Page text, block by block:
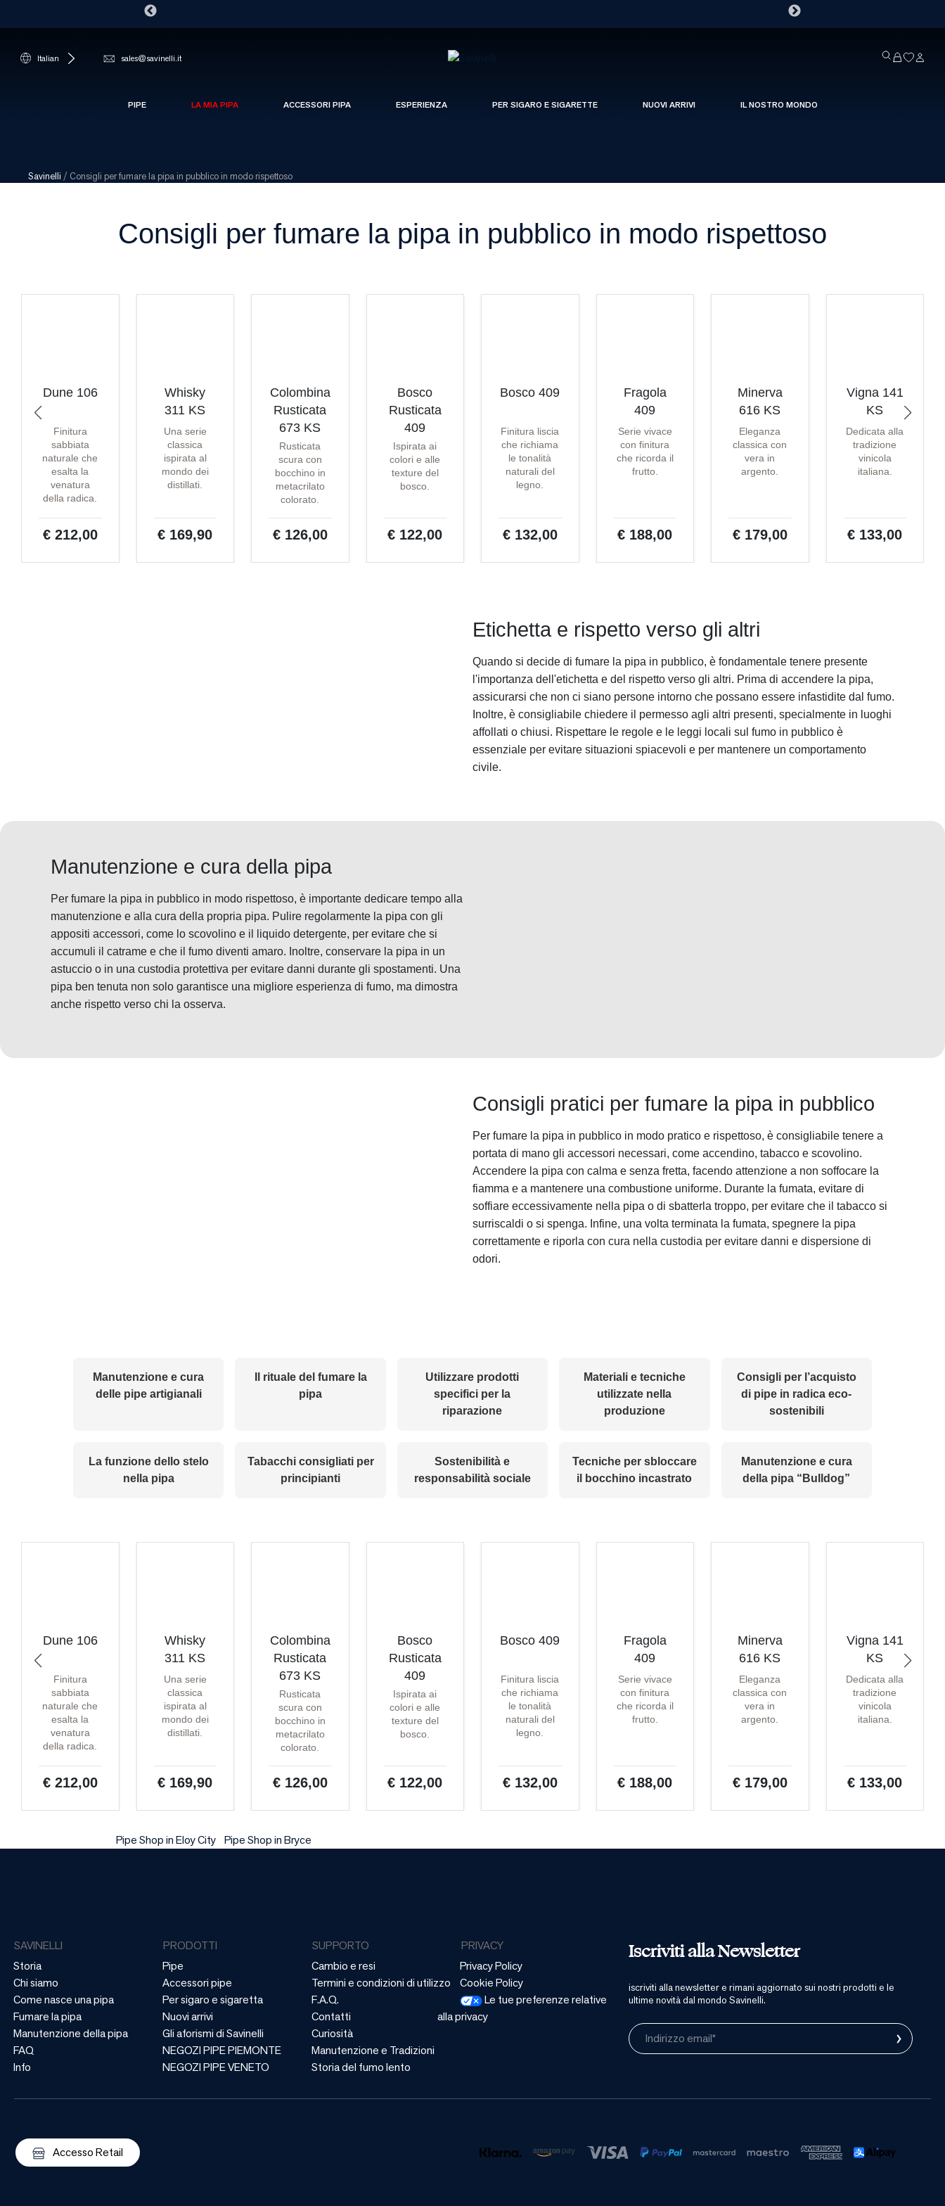
Italian sales@savinelli.it
PIPE LA MIA PIPA ACCESSORI PIPA ESPERIENZA PER SIGARO E SIGARETTE NUOVI ARRIVI IL NOSTRO MONDO
Savinelli / Consigli per fumare la pipa in pubblico in modo rispettoso
Consigli per fumare la pipa in pubblico in modo rispettoso
Dune 106
Finitura
sabbiata
naturale che
esalta la
venatura
della radica.
€ 212,00
Whisky
311 KS
Una serie
classica
ispirata al
mondo dei
distillati.
€ 169,90
Colombina
Rusticata
673 KS
Rusticata
scura con
bocchino in
metacrilato
colorato.
€ 126,00
Bosco
Rusticata
409
Ispirata ai
colori e alle
texture del
bosco.
€ 122,00
Bosco 409
Finitura liscia
che richiama
le tonalità
naturali del
legno.
€ 132,00
Fragola
409
Serie vivace
con finitura
che ricorda il
frutto.
€ 188,00
Minerva
616 KS
Eleganza
classica con
vera in
argento.
€ 179,00
Vigna 141
KS
Dedicata alla
tradizione
vinicola
italiana.
€ 133,00
Etichetta e rispetto verso gli altri
Quando si decide di fumare la pipa in pubblico, è fondamentale tenere presente
l'importanza dell'etichetta e del rispetto verso gli altri. Prima di accendere la pipa,
assicurarsi che non ci siano persone intorno che possano essere infastidite dal fumo.
Inoltre, è consigliabile chiedere il permesso agli altri presenti, specialmente in luoghi
affollati o chiusi. Rispettare le regole e le leggi locali sul fumo in pubblico è
essenziale per evitare situazioni spiacevoli e per mantenere un comportamento
civile.
Manutenzione e cura della pipa
Per fumare la pipa in pubblico in modo rispettoso, è importante dedicare tempo alla
manutenzione e alla cura della propria pipa. Pulire regolarmente la pipa con gli
appositi accessori, come lo scovolino e il liquido detergente, per evitare che si
accumuli il catrame e che il fumo diventi amaro. Inoltre, conservare la pipa in un
astuccio o in una custodia protettiva per evitare danni durante gli spostamenti. Una
pipa ben tenuta non solo garantisce una migliore esperienza di fumo, ma dimostra
anche rispetto verso chi la osserva.
Consigli pratici per fumare la pipa in pubblico
Per fumare la pipa in pubblico in modo pratico e rispettoso, è consigliabile tenere a
portata di mano gli accessori necessari, come accendino, tabacco e scovolino.
Accendere la pipa con calma e senza fretta, facendo attenzione a non soffocare la
fiamma e a mantenere una combustione uniforme. Durante la fumata, evitare di
soffiare eccessivamente nella pipa o di sbatterla troppo, per evitare che il tabacco si
surriscaldi o si spenga. Infine, una volta terminata la fumata, spegnere la pipa
correttamente e riporla con cura nella custodia per evitare danni e dispersione di
odori.
Manutenzione e cura
delle pipe artigianali
Il rituale del fumare la
pipa
Utilizzare prodotti
specifici per la
riparazione
Materiali e tecniche
utilizzate nella
produzione
Consigli per l’acquisto
di pipe in radica eco-
sostenibili
La funzione dello stelo
nella pipa
Tabacchi consigliati per
principianti
Sostenibilità e
responsabilità sociale
Tecniche per sbloccare
il bocchino incastrato
Manutenzione e cura
della pipa “Bulldog”
Dune 106
Finitura
sabbiata
naturale che
esalta la
venatura
della radica.
€ 212,00
Whisky
311 KS
Una serie
classica
ispirata al
mondo dei
distillati.
€ 169,90
Colombina
Rusticata
673 KS
Rusticata
scura con
bocchino in
metacrilato
colorato.
€ 126,00
Bosco
Rusticata
409
Ispirata ai
colori e alle
texture del
bosco.
€ 122,00
Bosco 409
Finitura liscia
che richiama
le tonalità
naturali del
legno.
€ 132,00
Fragola
409
Serie vivace
con finitura
che ricorda il
frutto.
€ 188,00
Minerva
616 KS
Eleganza
classica con
vera in
argento.
€ 179,00
Vigna 141
KS
Dedicata alla
tradizione
vinicola
italiana.
€ 133,00
Pipe Shop in Eloy City Pipe Shop in Bryce
Iscriviti alla Newsletter
iscriviti alla newsletter e rimani aggiornato sui nostri prodotti e le
ultime novità dal mondo Savinelli.
Indirizzo email* ›
SAVINELLI
Storia
Chi siamo
Come nasce una pipa
Fumare la pipa
Manutenzione della pipa
FAQ
Info
PRODOTTI
Pipe
Accessori pipe
Per sigaro e sigaretta
Nuovi arrivi
Gli aforismi di Savinelli
NEGOZI PIPE PIEMONTE
NEGOZI PIPE VENETO
SUPPORTO
Cambio e resi
Termini e condizioni di utilizzo
F.A.Q.
Contatti
Curiosità
Manutenzione e Tradizioni
Storia del fumo lento
PRIVACY
Privacy Policy
Cookie Policy
Le tue preferenze relative
alla privacy
Accesso Retail